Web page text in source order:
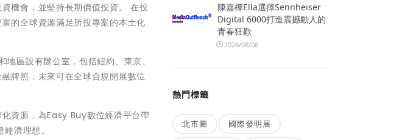
機會，並堅持長期價值投資。 在投
的全球資源滿足所投專案的本土化
區設有辦公室，包括紐約、東京、
牌照，未來可在全球合規開展數位
資源，為Easy Buy數位經濟平台帶
濟理想。
陳嘉樺Ella選擇Sennheiser
Digital 6000打造震撼動人的
青春狂歡
2026/08/06
熱門標籤
北市圖 國際發明展